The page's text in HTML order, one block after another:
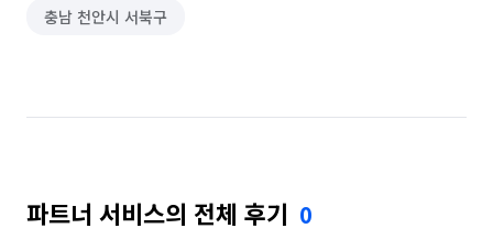
충남 천안시 서북구
파트너 서비스의 전체 후기 0